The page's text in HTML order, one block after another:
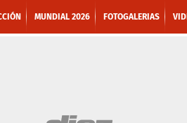
MUNDIAL 2026 FOTOGALERIAS